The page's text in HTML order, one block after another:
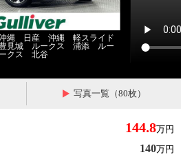
縄 日産 沖縄 軽スライド
見城 ルークス 浦添 ルー
クス 北谷
写真一覧（80枚）
144.8万円
140万円